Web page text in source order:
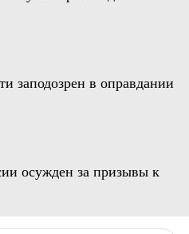
заподозрен в оправдании
осужден за призывы к